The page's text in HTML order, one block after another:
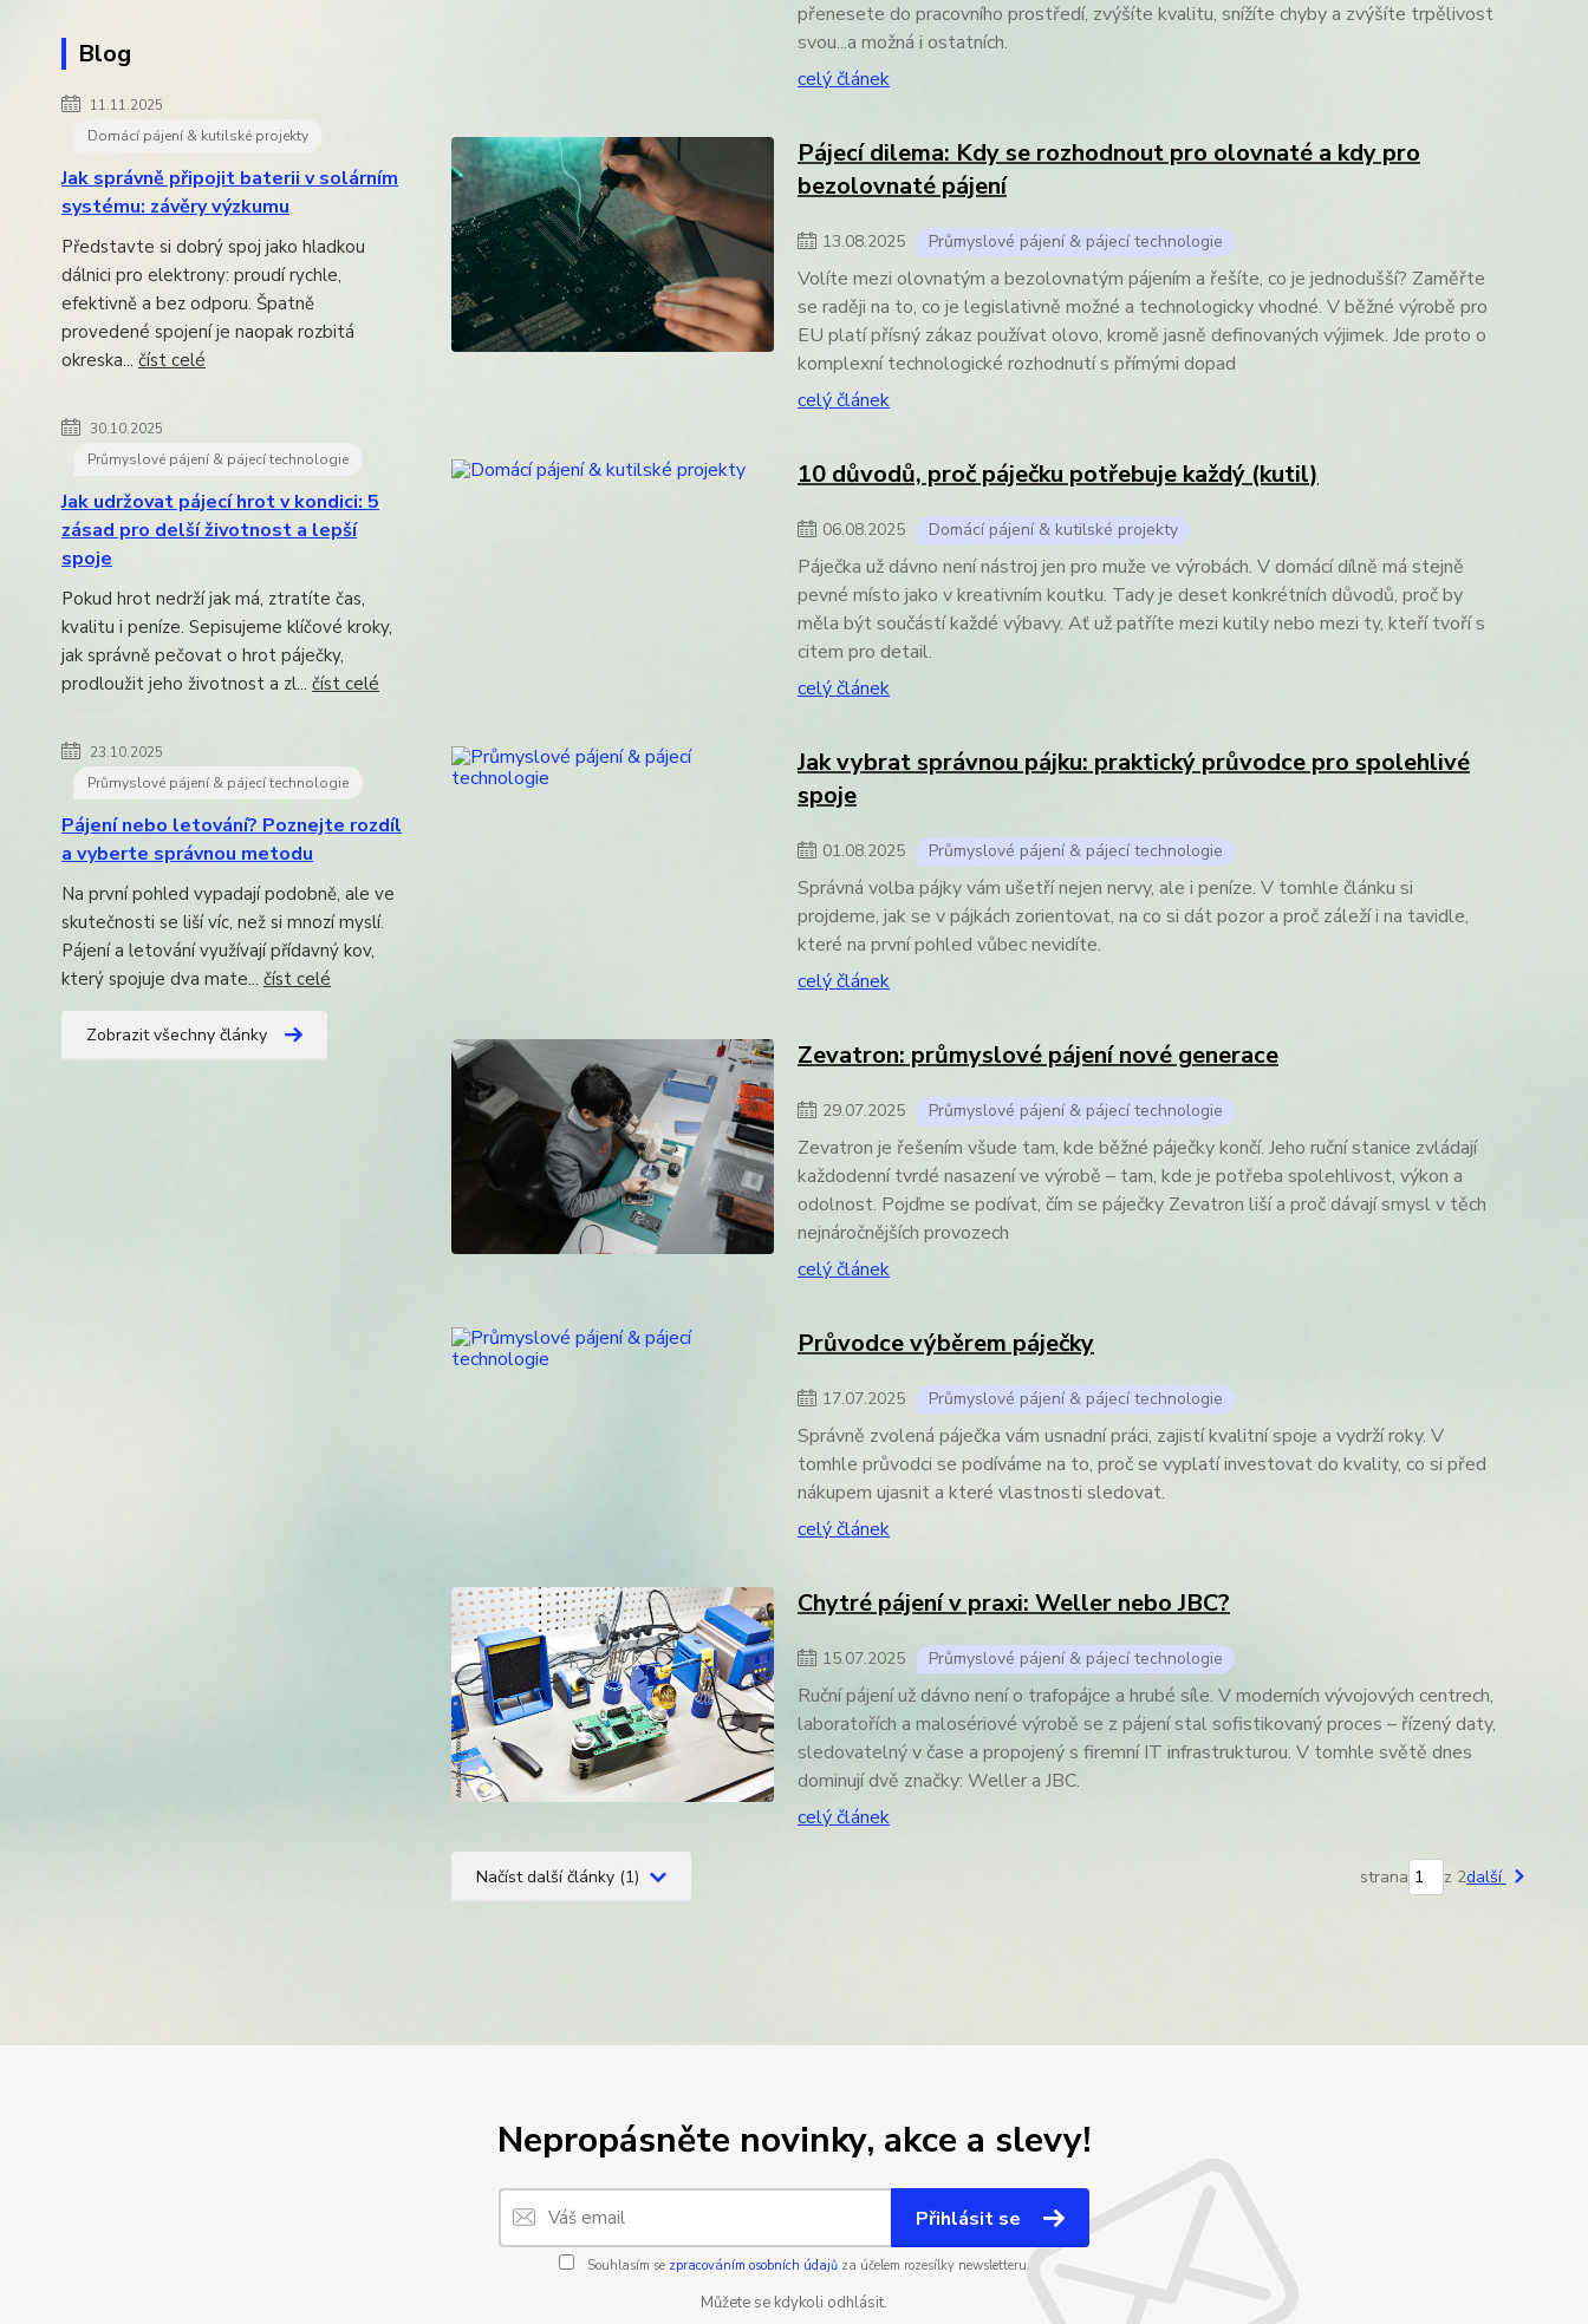
Blog
11.11.2025
Domácí pájení & kutilské projekty
Jak správně připojit baterii v solárním
systému: závěry výzkumu
Představte si dobrý spoj jako hladkou
dálnici pro elektrony: proudí rychle,
efektivně a bez odporu. Špatně
provedené spojení je naopak rozbitá
okreska... číst celé
30.10.2025
Průmyslové pájení & pájecí technologie
Jak udržovat pájecí hrot v kondici: 5
zásad pro delší životnost a lepší
spoje
Pokud hrot nedrží jak má, ztratíte čas,
kvalitu i peníze. Sepisujeme klíčové kroky,
jak správně pečovat o hrot páječky,
prodloužit jeho životnost a zl... číst celé
23.10.2025
Průmyslové pájení & pájecí technologie
Pájení nebo letování? Poznejte rozdíl
a vyberte správnou metodu
Na první pohled vypadají podobně, ale ve
skutečnosti se liší víc, než si mnozí myslí.
Pájení a letování využívají přídavný kov,
který spojuje dva mate... číst celé
Zobrazit všechny články
přenesete do pracovního prostředí, zvýšíte kvalitu, snížíte chyby a zvýšíte trpělivost
svou...a možná i ostatních.
celý článek
Pájecí dilema: Kdy se rozhodnout pro olovnaté a kdy pro
bezolovnaté pájení
13.08.2025 Průmyslové pájení & pájecí technologie
Volíte mezi olovnatým a bezolovnatým pájením a řešíte, co je jednodušší? Zaměřte
se raději na to, co je legislativně možné a technologicky vhodné. V běžné výrobě pro
EU platí přísný zákaz používat olovo, kromě jasně definovaných výjimek. Jde proto o
komplexní technologické rozhodnutí s přímými dopad
celý článek
10 důvodů, proč páječku potřebuje každý (kutil)
06.08.2025 Domácí pájení & kutilské projekty
Páječka už dávno není nástroj jen pro muže ve výrobách. V domácí dílně má stejně
pevné místo jako v kreativním koutku. Tady je deset konkrétních důvodů, proč by
měla být součástí každé výbavy. Ať už patříte mezi kutily nebo mezi ty, kteří tvoří s
citem pro detail.
celý článek
Jak vybrat správnou pájku: praktický průvodce pro spolehlivé
spoje
01.08.2025 Průmyslové pájení & pájecí technologie
Správná volba pájky vám ušetří nejen nervy, ale i peníze. V tomhle článku si
projdeme, jak se v pájkách zorientovat, na co si dát pozor a proč záleží i na tavidle,
které na první pohled vůbec nevidíte.
celý článek
Zevatron: průmyslové pájení nové generace
29.07.2025 Průmyslové pájení & pájecí technologie
Zevatron je řešením všude tam, kde běžné páječky končí. Jeho ruční stanice zvládají
každodenní tvrdé nasazení ve výrobě – tam, kde je potřeba spolehlivost, výkon a
odolnost. Pojďme se podívat, čím se páječky Zevatron liší a proč dávají smysl v těch
nejnáročnějších provozech
celý článek
Průvodce výběrem páječky
17.07.2025 Průmyslové pájení & pájecí technologie
Správně zvolená páječka vám usnadní práci, zajistí kvalitní spoje a vydrží roky. V
tomhle průvodci se podíváme na to, proč se vyplatí investovat do kvality, co si před
nákupem ujasnit a které vlastnosti sledovat.
celý článek
Chytré pájení v praxi: Weller nebo JBC?
15.07.2025 Průmyslové pájení & pájecí technologie
Ruční pájení už dávno není o trafopájce a hrubé síle. V moderních vývojových centrech,
laboratořích a malosériové výrobě se z pájení stal sofistikovaný proces – řízený daty,
sledovatelný v čase a propojený s firemní IT infrastrukturou. V tomhle světě dnes
dominují dvě značky: Weller a JBC.
celý článek
Načíst další články (1) strana z 2další
Nepropásněte novinky, akce a slevy!
Přihlásit se
Souhlasím se zpracováním osobních údajůza účelem rozesílky newsletteru.
Můžete se kdykoli odhlásit.